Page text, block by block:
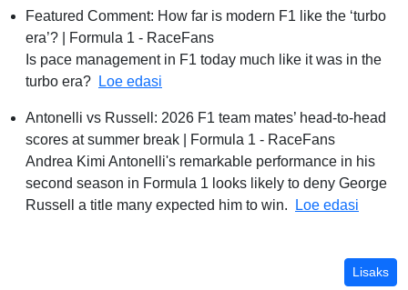
Featured Comment: How far is modern F1 like the ‘turbo
era’? | Formula 1 - RaceFans
Is pace management in F1 today much like it was in the
turbo era?
Loe edasi
Antonelli vs Russell: 2026 F1 team mates’ head-to-head
scores at summer break | Formula 1 - RaceFans
Andrea Kimi Antonelli's remarkable performance in his
second season in Formula 1 looks likely to deny George
Russell a title many expected him to win.
Loe edasi
Lisaks